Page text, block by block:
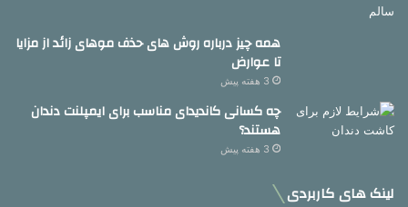
همه چیز درباره روش های حذف موهای زائد از مزایا
تا عوارض
3 هفته پیش
چه کسانی کاندیدای مناسب برای ایمپلنت دندان
هستند؟
3 هفته پیش
لینک های کاربردی